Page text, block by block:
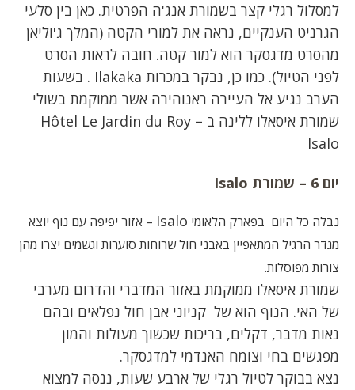
למסלול רגלי קצר בשמורת אנג'ה הפרטית. כאן בין סלעי
הגרניט הענקיים, נראה את למורי הקטה (המלך ג'וליאן
מהסרט מדגסקר הוא למור קטה. חובה לראות הסרט
לפני הטיול). כמו כן, נבקר במכרות Ilakaka . בשעות
הערב נגיע אל העיירה ראנוהירה אשר ממוקמת בשולי
שמורת איסאלו ללינה ב –
Hôtel Le Jardin du Roy
Isalo
יום 6 – שמורת Isalo
נבלה כל היום בפארק הלאומי Isalo – אזור יפיפה עם נוף יוצא
מגדר הרגיל המתאפיין באבני חול שרוחות סוערות וגשמים יצרו מהן
צורות מפוסלות.
שמורת איסאלו ממוקמת באזור המדברי והדרום מערבי
של האי. הנוף הוא של קניוני אבן חול נפלאים ובהם
נאות מדבר, דקלים, בריכות שכשוך מעולות והמון
מפגשים בחי וצומח האנדמי למדגסקר.
נצא בבוקר לטיול רגלי של ארבע שעות, ננסה למצוא